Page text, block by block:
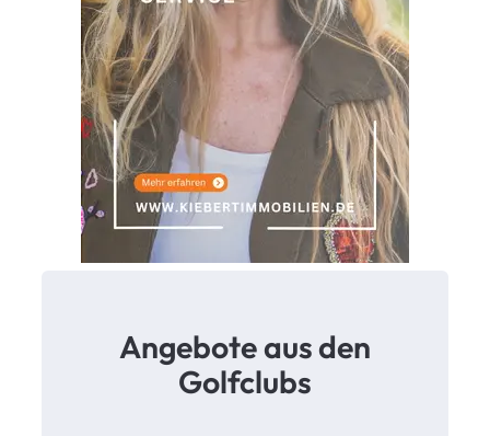
r
o
l
f
p
l
ä
t
Angebote aus den
Golfclubs